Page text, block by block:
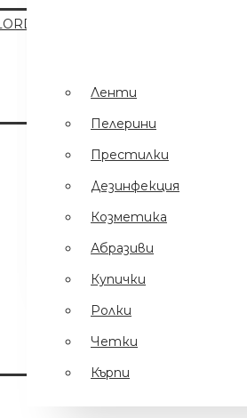
Дезинфекция
Еднократни
Ръкавици
Ел Уреди
Кърпи
Четки
Ленти
Пелерини
Престилки
Дезинфекция
Козметика
Абразиви
Купички
Ролки
Четки
Кърпи
Professional 100 бр